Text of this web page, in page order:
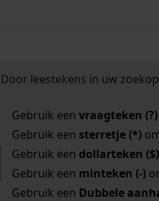
Door leestekens in uw
Gebruik een vraagteken (?)
Gebruik een sterretje (*)
Gebruik een dollarteken ($)
Gebruik een minteken (-)
Gebruik een Dubbele